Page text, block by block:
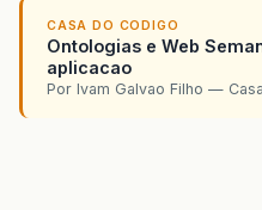
CASA DO CODIGO
Ontologias e Web
aplicacao
Por Ivam Galvao Filho —